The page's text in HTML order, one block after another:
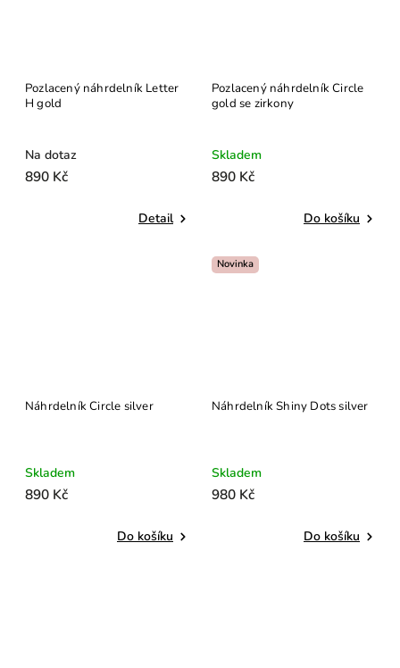
Pozlacený náhrdelník Letter
H gold
Na dotaz
890 Kč
Detail
Pozlacený náhrdelník Circle
gold se zirkony
Skladem
890 Kč
Do košíku
Náhrdelník Circle silver
Skladem
890 Kč
Do košíku
Novinka
Náhrdelník Shiny Dots silver
Skladem
980 Kč
Do košíku